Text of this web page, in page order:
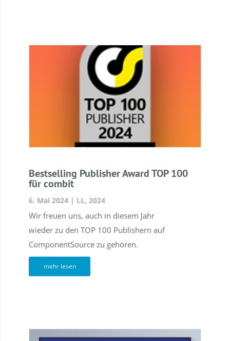
Bestselling Publisher Award TOP 100
für combit
6. Mai 2024 | LL, 2024
Wir freuen uns, auch in diesem Jahr
wieder zu den TOP 100 Publishern auf
ComponentSource zu gehören.
mehr lesen